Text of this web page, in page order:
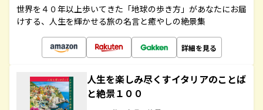
世界を４０年以上歩いてきた「地球の歩き方」があなたにお届
けする、人生を輝かせる旅の名言と癒やしの絶景集
詳細を見る
人生を楽しみ尽くすイタリアのことば
と絶景１００